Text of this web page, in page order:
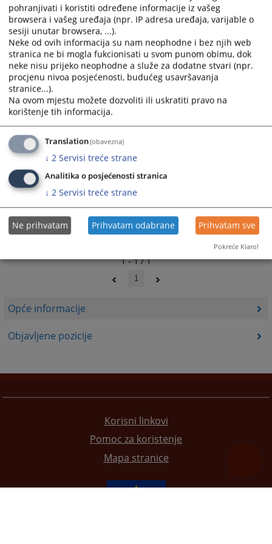
Opće informacije
Objavljene pozicije
primjenjuju se, u skladu sa zakonom i opći propisi o
radu i kolektivni ugovori.
3020PREGLEDA
1 - 1 / 1
1
Korisni linkovi
Pomoc za koristenje
Mapa stranice
pohranjivati i koristiti određene informacije iz vašeg
browsera i vašeg uređaja (npr. IP adresa uređaja, varijable o
sesiji unutar browsera, ...).
Neke od ovih informacija su nam neophodne i bez njih web
stranica ne bi mogla fukcionisati u svom punom obimu, dok
neke nisu prijeko neophodne a služe za dodatne stvari (npr.
procjenu nivoa posjećenosti, budućeg usavršavanja
stranice...).
Na ovom mjestu možete dozvoliti ili uskratiti pravo na
korištenje tih informacija.
Translation(obavezna)
↓ 2 Servisi treće strane
Analitika o posjećenosti stranica
↓ 2 Servisi treće strane
Ne prihvatam Prihvatam odabrane Prihvatam sve
Pokreće Klaro!